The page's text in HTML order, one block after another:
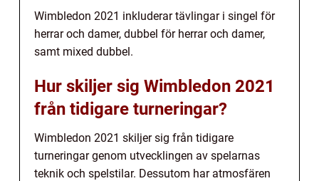
Wimbledon 2021 inkluderar tävlingar i singel för
herrar och damer, dubbel för herrar och damer,
samt mixed dubbel.
Hur skiljer sig Wimbledon 2021
från tidigare turneringar?
Wimbledon 2021 skiljer sig från tidigare
turneringar genom utvecklingen av spelarnas
teknik och spelstilar. Dessutom har atmosfären